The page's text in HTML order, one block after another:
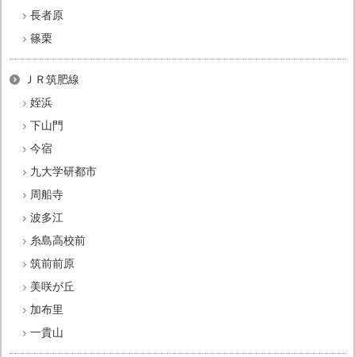
長者原
篠栗
ＪＲ筑肥線
姪浜
下山門
今宿
九大学研都市
周船寺
波多江
糸島高校前
筑前前原
美咲が丘
加布里
一貴山